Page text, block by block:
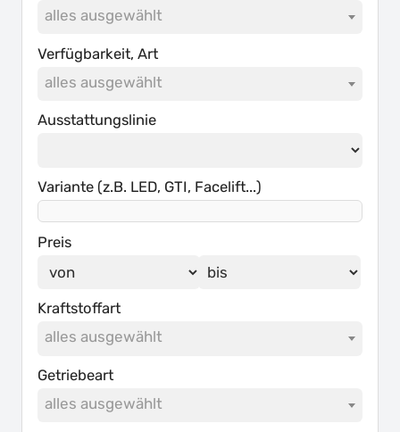
alles ausgewählt
Verfügbarkeit, Art
alles ausgewählt
Ausstattungslinie
Variante (z.B. LED, GTI, Facelift...)
Preis
Kraftstoffart
alles ausgewählt
Getriebeart
alles ausgewählt